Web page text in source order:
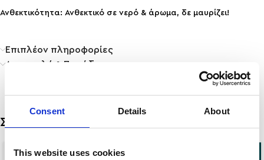
Consent Details About
This website uses cookies
Ανθεκτικότητα: Ανθεκτικό σε νερό & άρωμα, δε μαυρίζει!
Επιπλέον πληροφορίες
Αποστολή & Παράδοση
Σχετικά προϊόντα